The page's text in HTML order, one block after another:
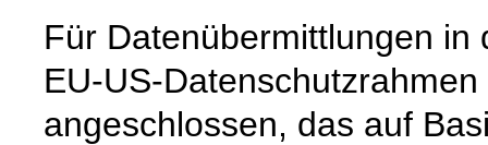
Für Datenübermittlungen in
EU-US-
angeschlossen, das auf